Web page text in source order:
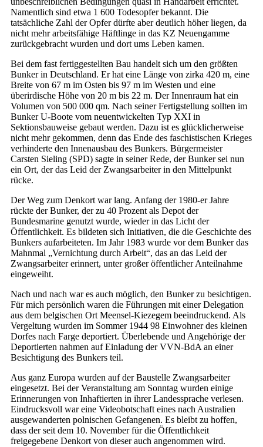
Namentlich sind etwa 1 600 Todesopfer bekannt. Die
tatsächliche Zahl der Opfer dürfte aber deutlich höher liegen, da
nicht mehr arbeitsfähige Häftlinge in das KZ Neuengamme
zurückgebracht wurden und dort ums Leben kamen.
Bei dem fast fertiggestellten Bau handelt sich um den größten
Bunker in Deutschland. Er hat eine Länge von zirka 420 m, eine
Breite von 67 m im Osten bis 97 m im Westen und eine
überirdische Höhe von 20 m bis 22 m. Der Innenraum hat ein
Volumen von 500 000 qm. Nach seiner Fertigstellung sollten im
Bunker U-Boote vom neuentwickelten Typ XXI in
Sektionsbauweise gebaut werden. Dazu ist es glücklicherweise
nicht mehr gekommen, denn das Ende des faschistischen Krieges
verhinderte den Innenausbau des Bunkers. Bürgermeister
Carsten Sieling (SPD) sagte in seiner Rede, der Bunker sei nun
ein Ort, der das Leid der Zwangsarbeiter in den Mittelpunkt
rücke.
Der Weg zum Denkort war lang. Anfang der 1980-er Jahre
rückte der Bunker, der zu 40 Prozent als Depot der
Bundesmarine genutzt wurde, wieder in das Licht der
Öffentlichkeit. Es bildeten sich Initiativen, die die Geschichte des
Bunkers aufarbeiteten. Im Jahr 1983 wurde vor dem Bunker das
Mahnmal „Vernichtung durch Arbeit“, das an das Leid der
Zwangsarbeiter erinnert, unter großer öffentlicher Anteilnahme
eingeweiht.
Nach und nach war es auch möglich, den Bunker zu besichtigen.
Für mich persönlich waren die Führungen mit einer Delegation
aus dem belgischen Ort Meensel-Kiezegem beeindruckend. Als
Vergeltung wurden im Sommer 1944 98 Einwohner des kleinen
Dorfes nach Farge deportiert. Überlebende und Angehörige der
Deportierten nahmen auf Einladung der VVN-BdA an einer
Besichtigung des Bunkers teil.
Aus ganz Europa wurden auf der Baustelle Zwangsarbeiter
eingesetzt. Bei der Veranstaltung am Sonntag wurden einige
Erinnerungen von Inhaftierten in ihrer Landessprache verlesen.
Eindrucksvoll war eine Videobotschaft eines nach Australien
ausgewanderten polnischen Gefangenen. Es bleibt zu hoffen,
dass der seit dem 10. November für die Öffentlichkeit
freigegebene Denkort von dieser auch angenommen wird.